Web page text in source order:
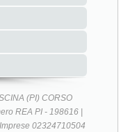
(PI) CORSO
REA PI - 198616 |
02324710504